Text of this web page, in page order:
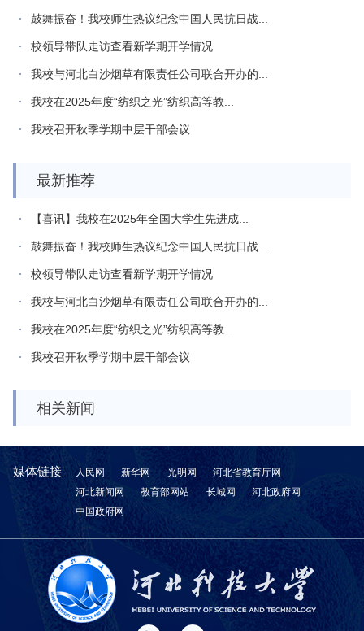
鼓舞振奋！我校师生热议纪念中国人民抗日战...
校领导带队走访查看新学期开学情况
我校与河北白沙烟草有限责任公司联合开办的...
我校在2025年度“纺织之光”纺织高等教...
我校召开秋季学期中层干部会议
最新推荐
【喜讯】我校在2025年全国大学生先进成...
鼓舞振奋！我校师生热议纪念中国人民抗日战...
校领导带队走访查看新学期开学情况
我校与河北白沙烟草有限责任公司联合开办的...
我校在2025年度“纺织之光”纺织高等教...
我校召开秋季学期中层干部会议
相关新闻
媒体链接 人民网 新华网 光明网
河北省教育厅网
河北新闻网
教育部网站 长城网
河北政府网
中国政府网